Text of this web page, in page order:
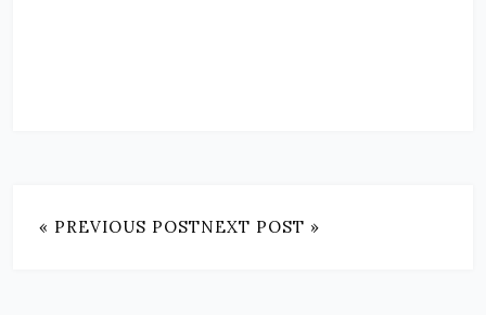
« PREVIOUS POSTNEXT POST »